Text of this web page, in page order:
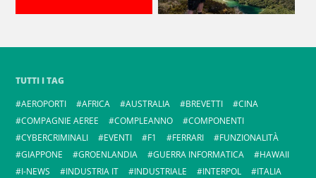
TUTTI I TAG
AEROPORTI
AFRICA AUSTRALIA BREVETTI
CINA
COMPAGNIE AEREE
COMPLEANNO
COMPONENTI
CYBERCRIMINALI
EVENTI F1 FERRARI
FUNZIONALITÀ
GIAPPONE
GROENLANDIA GUERRA INFORMATICA
HAWAII
I-NEWS
INDUSTRIA IT INDUSTRIALE INTERPOL
ITALIA